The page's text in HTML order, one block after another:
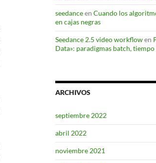
seedanceen Cuando los
en cajas negras
Seedance 2.5 video workflowen
Data»: paradigmas batch,
ARCHIVOS
septiembre 2022
abril 2022
noviembre 2021